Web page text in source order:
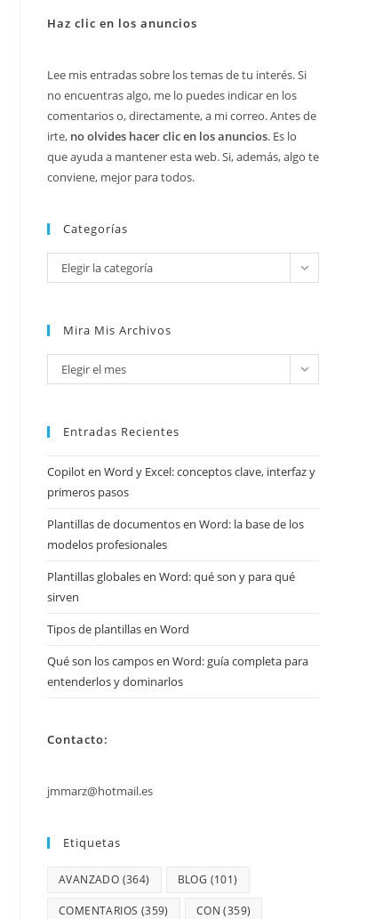
Haz clic en los anuncios
Lee mis entradas sobre los temas de tu interés. Si
no encuentras algo, me lo puedes indicar en los
comentarios o, directamente, a mi correo. Antes de
irte, no olvides hacer clic en los anuncios. Es lo
que ayuda a mantener esta web. Si, además, algo te
conviene, mejor para todos.
Categorías
Categorías
Elegir la categoría
Mira Mis Archivos
Mira
mis
Elegir el mes
Entradas Recientes
Copilot en Word y Excel: conceptos clave, interfaz y
primeros pasos
Plantillas de documentos en Word: la base de los
modelos profesionales
Plantillas globales en Word: qué son y para qué
sirven
Tipos de plantillas en Word
Qué son los campos en Word: guía completa para
entenderlos y dominarlos
Contacto:
jmmarz@hotmail.es
Etiquetas
AVANZADO (364) BLOG (101)
COMENTARIOS (359) CON (359)